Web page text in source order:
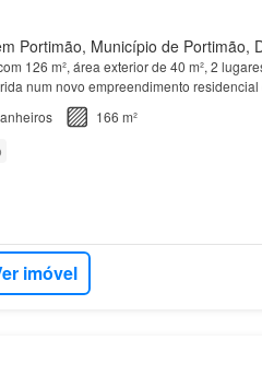
Portimão, Município de Portimão,
126 m², área exterior de 40 m², 2
num novo empreendimento
gama alta, do T0+1 ao
166 m²
imóvel